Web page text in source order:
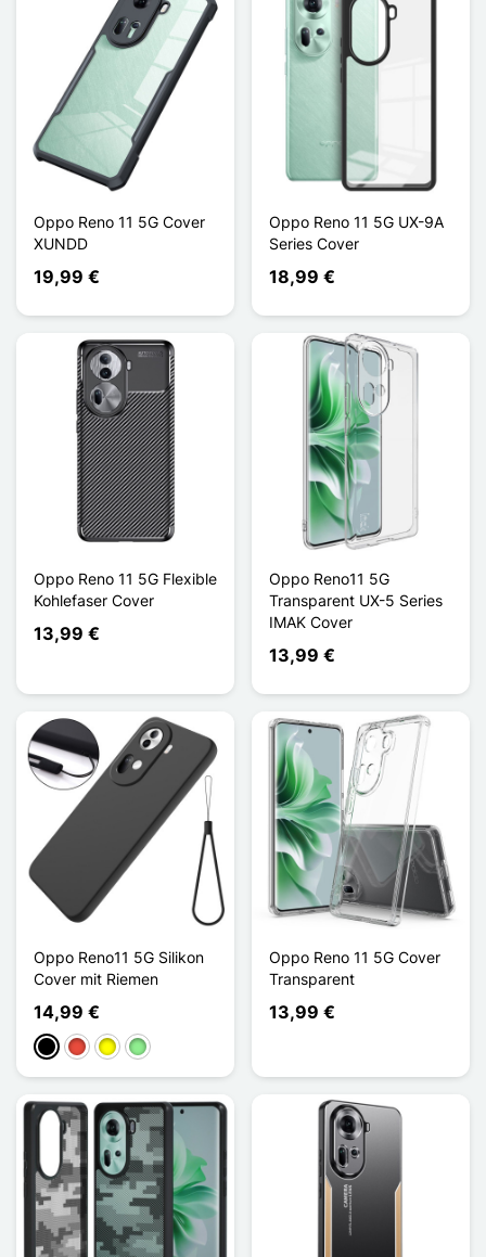
Oppo Reno 11 5G Cover
XUNDD
19,99 €
Oppo Reno 11 5G UX-9A
Series Cover
18,99 €
Oppo Reno 11 5G Flexible
Kohlefaser Cover
13,99 €
Oppo Reno11 5G
Transparent UX-5 Series
IMAK Cover
13,99 €
Oppo Reno11 5G Silikon
Cover mit Riemen
14,99 €
Schwarz
Rot GelbHellgrün
Oppo Reno 11 5G Cover
Transparent
13,99 €